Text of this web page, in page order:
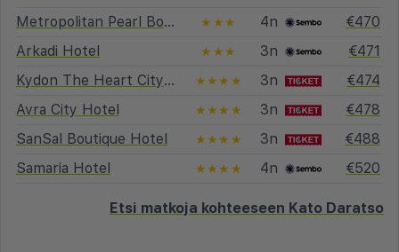
Metropolitan Pearl Boutique Hotel
★★★ 4n
€470
Arkadi Hotel
★★★ 3n
€471
Kydon The Heart City Hotel
★★★★ 3n
€474
Avra City Hotel
★★★★ 3n
€478
SanSal Boutique Hotel
★★★★ 3n
€488
Samaria Hotel
★★★★ 4n €520
Etsi matkoja kohteeseen Kato Daratso